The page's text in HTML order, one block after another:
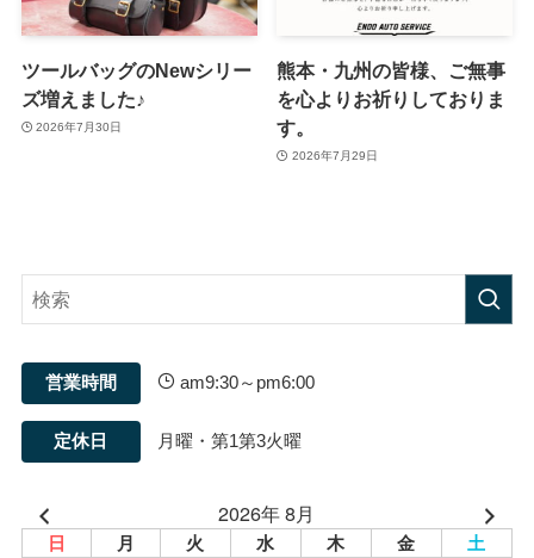
ツールバッグのNewシリー
ズ増えました♪
2026年7月30日
熊本・九州の皆様、ご無事
を心よりお祈りしておりま
す。
2026年7月29日
営業時間 am9:30～pm6:00
定休日 月曜・第1第3火曜
2026年 8月
日 月 火 水 木 金 土